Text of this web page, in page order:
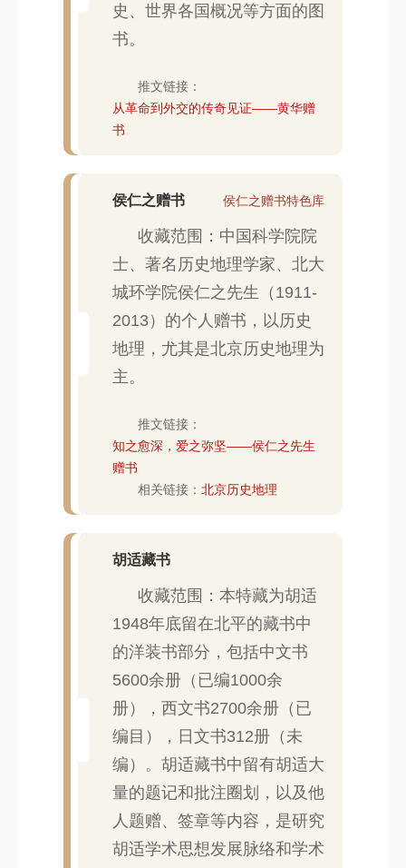
史、世界各国概况等方面的图
书。
推文链接：
从革命到外交的传奇见证——黄华赠
书
侯仁之赠书特色库
侯仁之赠书
收藏范围：中国科学院院
士、著名历史地理学家、北大
城环学院侯仁之先生（1911-
2013）的个人赠书，以历史
地理，尤其是北京历史地理为
主。
推文链接：
知之愈深，爱之弥坚——侯仁之先生
赠书
相关链接： 北京历史地理
胡适藏书
收藏范围：本特藏为胡适
1948年底留在北平的藏书中
的洋装书部分，包括中文书
5600余册（已编1000余
册），西文书2700余册（已
编目），日文书312册（未
编）。胡适藏书中留有胡适大
量的题记和批注圈划，以及他
人题赠、签章等内容，是研究
胡适学术思想发展脉络和学术